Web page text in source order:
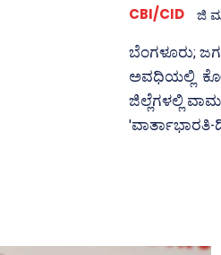
CBI/CID ಜಿ
ಬೆಂಗಳೂರು;
ಅವಧಿಯಲ್ಲಿ
ಜಿಲ್ಲೆಗಳಲ್ಲಿ